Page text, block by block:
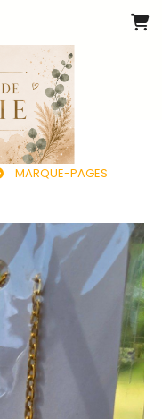
MARQUE-PAGES